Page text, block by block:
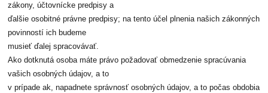
zákony, účtovnícke predpisy a
ďalšie osobitné právne predpisy; na tento účel plnenia našich zákonných
povinností ich budeme
musieť ďalej spracovávať.
Ako dotknutá osoba máte právo požadovať obmedzenie spracúvania
vašich osobných údajov, a to
v prípade ak, napadnete správnosť osobných údajov, a to počas obdobia